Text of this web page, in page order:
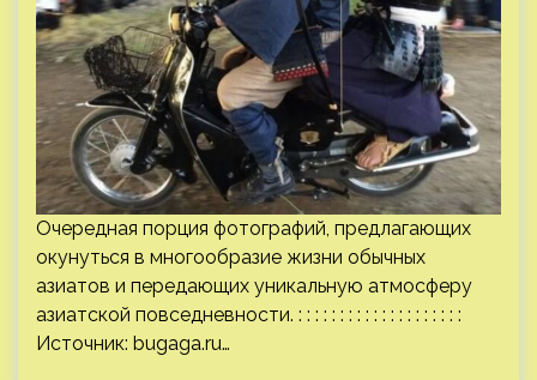
Очередная порция фотографий, предлагающих
окунуться в многообразие жизни обычных
азиатов и передающих уникальную атмосферу
азиатской повседневности. : : : : : : : : : : : : : : : : : : : :
Источник: bugaga.ru…